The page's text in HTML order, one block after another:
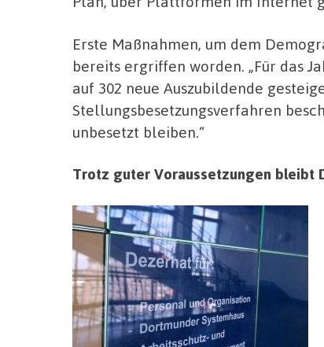
Erste Maßnahmen, um dem
bereits ergriffen worden. „Für das
auf 302 neue Auszubildende
Stellungsbesetzungsverfahren
unbesetzt bleiben.“
Trotz guter Voraussetzungen bleibt